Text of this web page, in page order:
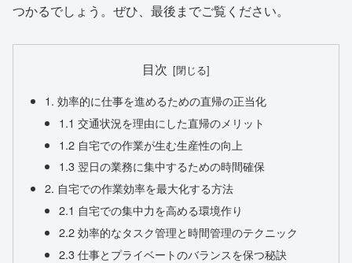
つかるでしょう。ぜひ、最後までご覧ください。
目次
1. 効率的に仕事を進めるための直帰の正当化
1.1 交通状況を理由にした直帰のメリット
1.2 自宅での作業が生む生産性の向上
1.3 翌日の業務に集中するための時間確保
2. 自宅での作業効率を最大化する方法
2.1 自宅での集中力を高める環境作り
2.2 効率的なタスク管理と時間管理のテクニック
2.3 仕事とプライベートのバランスを保つ秘訣